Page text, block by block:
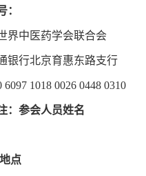
：
界中医药学会联合会
银行北京育惠东路支行
1018 0026 0448 0310
：参会人员姓名
点